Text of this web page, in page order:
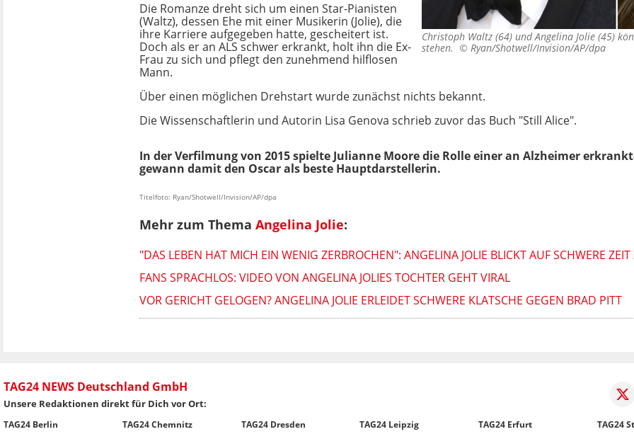
Christoph Waltz (64) und Angelina Jolie (45)
stehen. © Ryan/Shotwell/Invision/AP/dpa
Die Romanze dreht sich um einen Star-Pianisten
(Waltz), dessen Ehe mit einer Musikerin (Jolie), die
ihre Karriere aufgegeben hatte, gescheitert ist.
Doch als er an ALS schwer erkrankt, holt ihn die Ex-
Frau zu sich und pflegt den zunehmend hilflosen
Mann.
Über einen möglichen Drehstart wurde zunächst nichts bekannt.
Die Wissenschaftlerin und Autorin Lisa Genova schrieb zuvor das Buch "Still Alice".
In der Verfilmung von 2015 spielte Julianne Moore die Rolle einer an Alzheimer
gewann damit den Oscar als beste Hauptdarstellerin.
Titelfoto: Ryan/Shotwell/Invision/AP/dpa
Mehr zum Thema Angelina Jolie:
"DAS LEBEN HAT MICH EIN WENIG ZERBROCHEN": ANGELINA JOLIE BLICKT AUF SCHWERE
FANS SPRACHLOS: VIDEO VON ANGELINA JOLIES TOCHTER GEHT VIRAL
VOR GERICHT GELOGEN? ANGELINA JOLIE ERLEIDET SCHWERE KLATSCHE GEGEN BRAD PITT
TAG24 NEWS Deutschland GmbH
Unsere Redaktionen direkt für Dich vor Ort:
TAG24 Berlin
TAG24 Chemnitz
TAG24 Dresden
TAG24 Leipzig
TAG24 Erfurt
TAG24